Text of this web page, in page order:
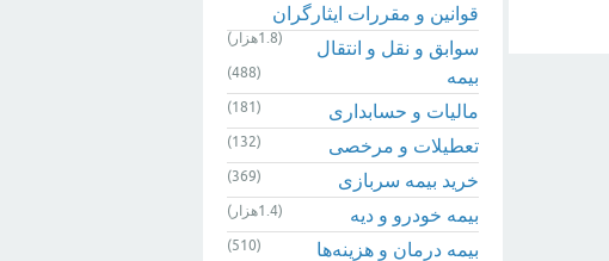
قوانین و مقررات ایثارگران
(1.8هزار)
سوابق و نقل و انتقال
بیمه‌
(488)
مالیات و حسابداری (181)
تعطیلات و مرخصی (132)
خرید بیمه سربازی (369)
بیمه خودرو و دیه (1.4هزار)
بیمه درمان و هزینه‌ها (510)